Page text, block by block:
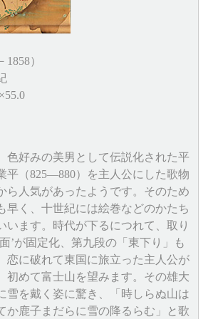
）
色好みの美男として伝説化された平
平（825―880）を主人公にした歌物
ら人気があったようです。そのため
早く、十世紀には絵巻などのかたち
います。時代が下るにつれて、取り
’が固定化、第九段の「東下り」も
恋に破れて東国に旅立った主人公が
初めて富士山を望みます。その雄大
雪を戴く姿に驚き、「時しらぬ山は
か鹿子まだらに雪の降るらむ」と歌